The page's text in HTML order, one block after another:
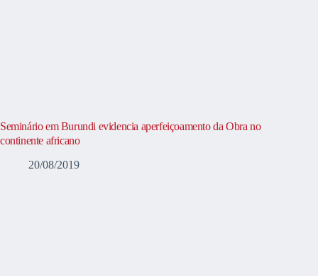
Seminário em Burundi evidencia aperfeiçoamento da Obra no
continente africano
20/08/2019